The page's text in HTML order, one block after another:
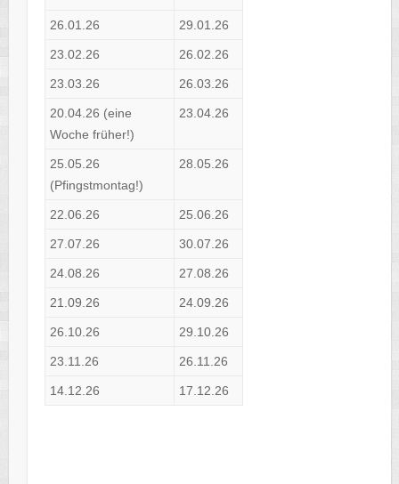
26.01.26 29.01.26
23.02.26 26.02.26
23.03.26 26.03.26
20.04.26 (eine
Woche früher!)
23.04.26
25.05.26
(Pfingstmontag!)
28.05.26
22.06.26 25.06.26
27.07.26 30.07.26
24.08.26 27.08.26
21.09.26 24.09.26
26.10.26 29.10.26
23.11.26 26.11.26
14.12.26 17.12.26